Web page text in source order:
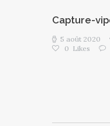
Capture-
5 août 2020
0 Likes